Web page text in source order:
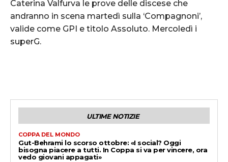
Caterina Valfurva le prove delle discese che
andranno in scena martedì sulla ‘Compagnoni’,
valide come GPI e titolo Assoluto. Mercoledì i
superG.
ULTIME NOTIZIE
COPPA DEL MONDO
Gut-Behrami lo scorso ottobre: «I social? Oggi
bisogna piacere a tutti. In Coppa si va per vincere, ora
vedo giovani appagati»